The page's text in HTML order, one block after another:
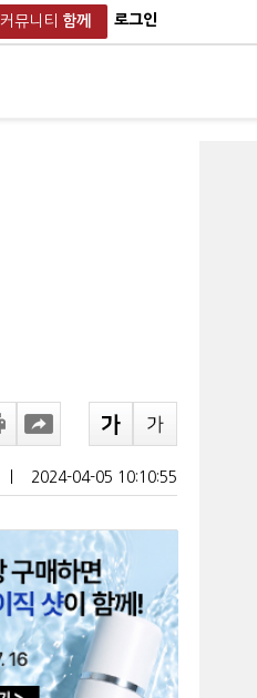
커뮤니티 함께 로그인
2024-04-05 10:10:55